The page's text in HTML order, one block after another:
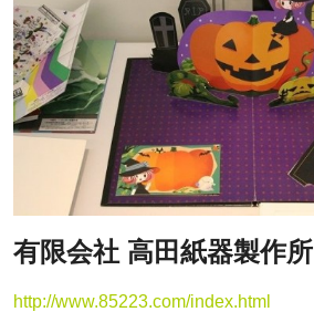
有限会社 高田紙器製作所
http://www.85223.com/index.html